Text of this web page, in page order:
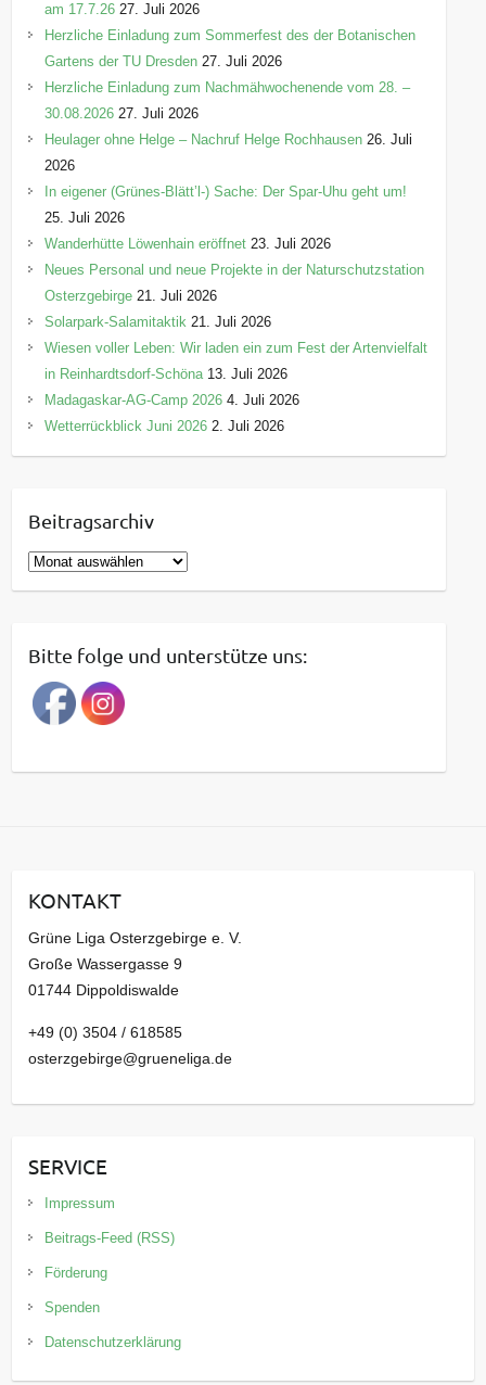
am 17.7.26 27. Juli 2026
Herzliche Einladung zum Sommerfest des der Botanischen
Gartens der TU Dresden 27. Juli 2026
Herzliche Einladung zum Nachmähwochenende vom 28. –
30.08.2026 27. Juli 2026
Heulager ohne Helge – Nachruf Helge Rochhausen 26. Juli
2026
In eigener (Grünes-Blätt’l-) Sache: Der Spar-Uhu geht um!
25. Juli 2026
Wanderhütte Löwenhain eröffnet 23. Juli 2026
Neues Personal und neue Projekte in der Naturschutzstation
Osterzgebirge 21. Juli 2026
Solarpark-Salamitaktik 21. Juli 2026
Wiesen voller Leben: Wir laden ein zum Fest der Artenvielfalt
in Reinhardtsdorf-Schöna 13. Juli 2026
Madagaskar-AG-Camp 2026 4. Juli 2026
Wetterrückblick Juni 2026 2. Juli 2026
Beitragsarchiv
B
e
r
a
g
a
v
Bitte folge und unterstütze uns:
KONTAKT
Grüne Liga Osterzgebirge e. V.
Große Wassergasse 9
01744 Dippoldiswalde
+49 (0) 3504 / 618585
osterzgebirge@grueneliga.de
SERVICE
Impressum
Beitrags-Feed (RSS)
Förderung
Spenden
Datenschutzerklärung